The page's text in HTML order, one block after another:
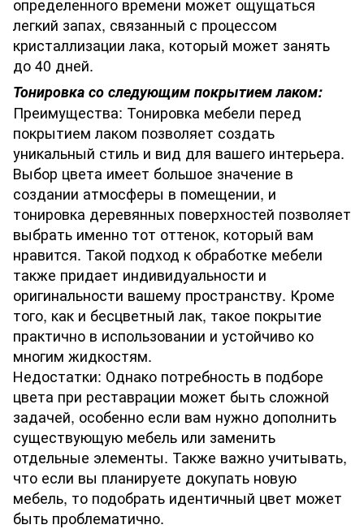
легкий запах, связанный с процессом
кристаллизации лака, который может занять
до 40 дней.
Тонировка со следующим покрытием лаком:
Преимущества: Тонировка мебели перед
покрытием лаком позволяет создать
уникальный стиль и вид для вашего интерьера.
Выбор цвета имеет большое значение в
создании атмосферы в помещении, и
тонировка деревянных поверхностей позволяет
выбрать именно тот оттенок, который вам
нравится. Такой подход к обработке мебели
также придает индивидуальности и
оригинальности вашему пространству. Кроме
того, как и бесцветный лак, такое покрытие
практично в использовании и устойчиво ко
многим жидкостям.
Недостатки: Однако потребность в подборе
цвета при реставрации может быть сложной
задачей, особенно если вам нужно дополнить
существующую мебель или заменить
отдельные элементы. Также важно учитывать,
что если вы планируете докупать новую
мебель, то подобрать идентичный цвет может
быть проблематично.